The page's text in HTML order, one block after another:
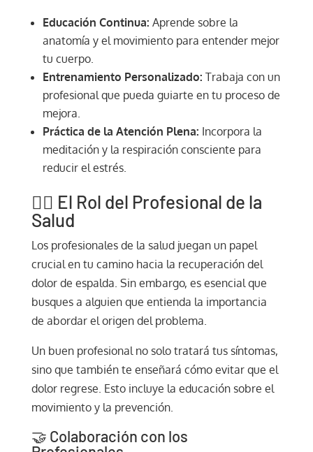
Educación Continua: Aprende sobre la
anatomía y el movimiento para entender mejor
tu cuerpo.
Entrenamiento Personalizado: Trabaja con un
profesional que pueda guiarte en tu proceso de
mejora.
Práctica de la Atención Plena: Incorpora la
meditación y la respiración consciente para
reducir el estrés.
👩‍⚕️ El Rol del Profesional de la
Salud
Los profesionales de la salud juegan un papel
crucial en tu camino hacia la recuperación del
dolor de espalda. Sin embargo, es esencial que
busques a alguien que entienda la importancia
de abordar el origen del problema.
Un buen profesional no solo tratará tus síntomas,
sino que también te enseñará cómo evitar que el
dolor regrese. Esto incluye la educación sobre el
movimiento y la prevención.
🤝 Colaboración con los